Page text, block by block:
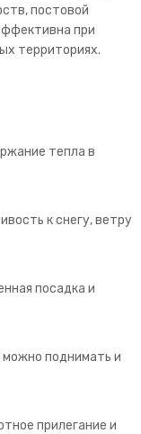
постовой
при
территориях.
тепла в
к снегу, ветру
посадка и
поднимать и
прилегание и